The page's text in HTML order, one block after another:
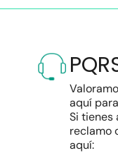
aquí
Si tienes
reclamo
aquí: